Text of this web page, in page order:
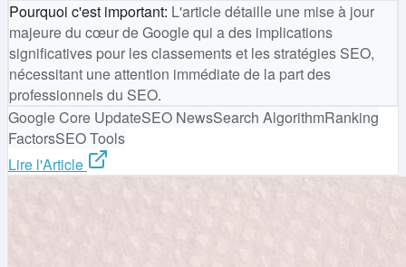
Pourquoi c'est important: L'article détaille une mise à jour
majeure du cœur de Google qui a des implications
significatives pour les classements et les stratégies SEO,
nécessitant une attention immédiate de la part des
professionnels du SEO.
Google Core UpdateSEO NewsSearch AlgorithmRanking
FactorsSEO Tools
Lire l'Article